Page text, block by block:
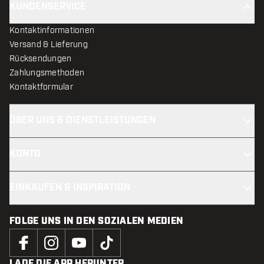
Kontaktinformationen
Versand & Lieferung
Rücksendungen
Zahlungsmethoden
Kontaktformular
FOLGE UNS IN DEN SOZIALEN MEDIEN